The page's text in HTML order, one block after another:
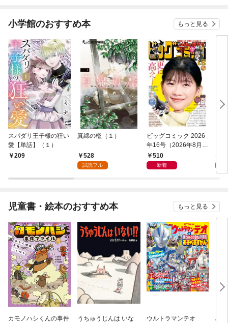
小学館のおすすめ本 もっと見る
スパダリ王子様の狂い
愛【単話】（１）
209
真綿の檻（１）
528
試読フル
ビッグコミック 2026
年16号（2026年8月7
日発売）
510
新着
児童書・絵本のおすすめ本 もっと見る
カモノハシくんの事件
うちゅうじんは いな
ウルトラマンテオ
星